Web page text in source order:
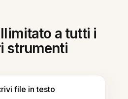
a tutti i
strumenti
file in testo